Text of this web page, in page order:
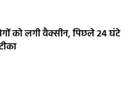
को लगी वैक्सीन, पिछले 24 घंटे